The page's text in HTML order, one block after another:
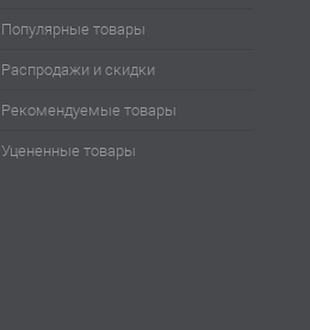
Популярные товары
Распродажи и скидки
Рекомендуемые товары
Уцененные товары